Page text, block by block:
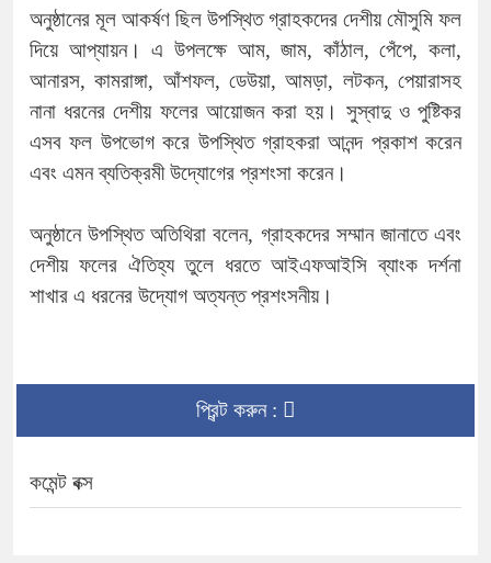
অনুষ্ঠানের মূল আকর্ষণ ছিল উপস্থিত গ্রাহকদের দেশীয় মৌসুমি ফল
দিয়ে আপ্যায়ন। এ উপলক্ষে আম, জাম, কাঁঠাল, পেঁপে, কলা,
আনারস, কামরাঙ্গা, আঁশফল, ডেউয়া, আমড়া, লটকন, পেয়ারাসহ
নানা ধরনের দেশীয় ফলের আয়োজন করা হয়। সুস্বাদু ও পুষ্টিকর
এসব ফল উপভোগ করে উপস্থিত গ্রাহকরা আনন্দ প্রকাশ করেন
এবং এমন ব্যতিক্রমী উদ্যোগের প্রশংসা করেন।
অনুষ্ঠানে উপস্থিত অতিথিরা বলেন, গ্রাহকদের সম্মান জানাতে এবং
দেশীয় ফলের ঐতিহ্য তুলে ধরতে আইএফআইসি ব্যাংক দর্শনা
শাখার এ ধরনের উদ্যোগ অত্যন্ত প্রশংসনীয়।
প্রিন্ট করুন :
কমেন্ট বক্স